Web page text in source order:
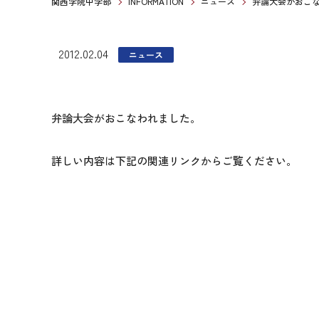
2012.02.04 ニュース
弁論大会がおこなわれました。
詳しい内容は下記の関連リンクからご覧ください。